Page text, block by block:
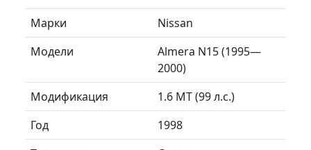
Марки
Nissan
Модели
Almera N15 (1995—
2000)
Модификация
1.6 MT (99 л.с.)
Год
1998